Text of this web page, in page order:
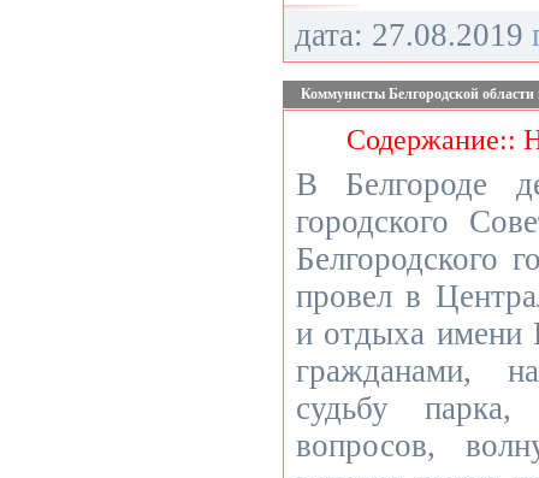
дата: 27.08.2019
Коммунисты Белгородской
Содержание::
В Белгороде
городского
Белгородского
провел в
и отдыха имени
гражданами,
судьбу
вопросов,